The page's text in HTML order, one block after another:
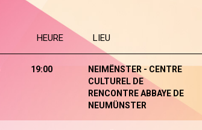
HEURE LIEU
19:00
NEIMËNSTER - CENTRE
CULTUREL DE
RENCONTRE ABBAYE DE
NEUMÜNSTER